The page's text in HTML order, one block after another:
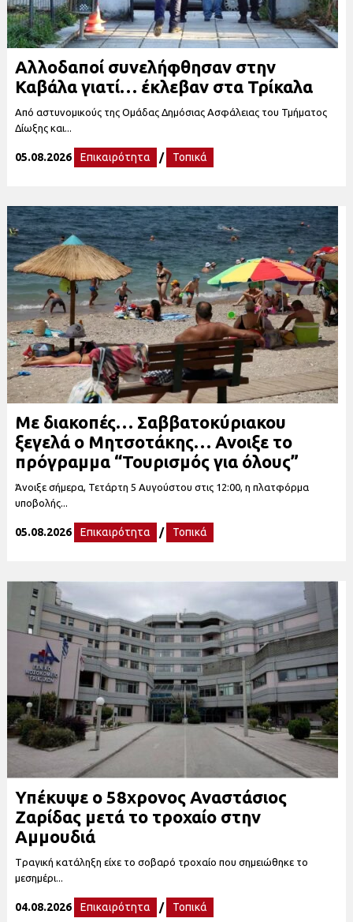
Αλλοδαποί συνελήφθησαν στην
Καβάλα γιατί… έκλεβαν στα Τρίκαλα
Από αστυνομικούς της Ομάδας Δημόσιας Ασφάλειας του Τμήματος
Δίωξης και...
05.08.2026 Επικαιρότητα / Τοπικά
Με διακοπές… Σαββατοκύριακου
ξεγελά ο Μητσοτάκης… Ανοιξε το
πρόγραμμα “Τουρισμός για όλους”
Άνοιξε σήμερα, Τετάρτη 5 Αυγούστου στις 12:00, η πλατφόρμα
υποβολής...
05.08.2026 Επικαιρότητα / Τοπικά
Υπέκυψε ο 58χρονος Αναστάσιος
Ζαρίδας μετά το τροχαίο στην
Αμμουδιά
Tραγική κατάληξη είχε το σοβαρό τροχαίο που σημειώθηκε το
μεσημέρι...
04.08.2026 Επικαιρότητα / Τοπικά